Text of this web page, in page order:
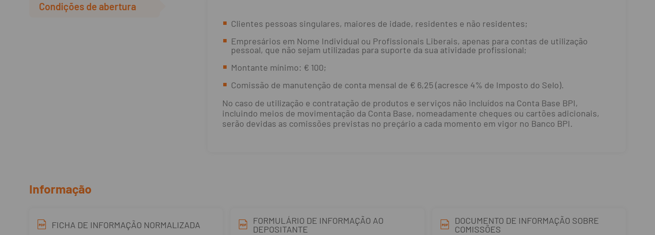
Condições de abertura
Clientes pessoas singulares, maiores de idade, residentes e não residentes;
Empresários em Nome Individual ou Profissionais Liberais, apenas para contas de utilização
pessoal, que não sejam utilizadas para suporte da sua atividade profissional;
Montante mínimo: € 100;
Comissão de manutenção de conta mensal de € 6,25 (acresce 4% de Imposto do Selo).
No caso de utilização e contratação de produtos e serviços não incluídos na Conta Base BPI,
incluindo meios de movimentação da Conta Base, nomeadamente cheques ou cartões adicionais,
serão devidas as comissões previstas no preçário a cada momento em vigor no Banco BPI.
Informação
FICHA DE INFORMAÇÃO NORMALIZADA
FORMULÁRIO DE INFORMAÇÃO AO
DEPOSITANTE
DOCUMENTO DE INFORMAÇÃO SOBRE
COMISSÕES